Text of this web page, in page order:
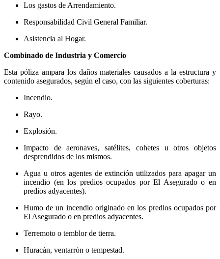
Los gastos de Arrendamiento.
Responsabilidad Civil General Familiar.
Asistencia al Hogar.
Combinado de Industria y Comercio
Esta póliza ampara los daños materiales causados a la estructura y
contenido asegurados, según el caso, con las siguientes coberturas:
Incendio.
Rayo.
Explosión.
Impacto de aeronaves, satélites, cohetes u otros objetos
desprendidos de los mismos.
Agua u otros agentes de extinción utilizados para apagar un
incendio (en los predios ocupados por El Asegurado o en
predios adyacentes).
Humo de un incendio originado en los predios ocupados por
El Asegurado o en predios adyacentes.
Terremoto o temblor de tierra.
Huracán, ventarrón o tempestad.